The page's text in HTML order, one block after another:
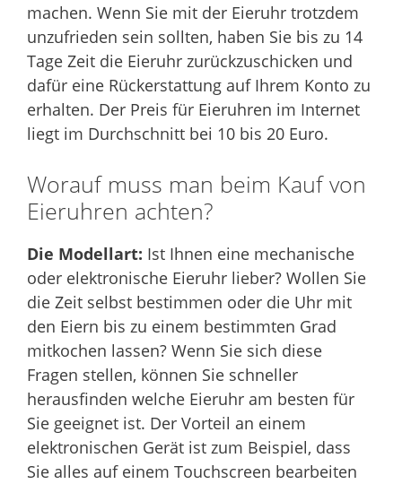
machen. Wenn Sie mit der Eieruhr trotzdem
unzufrieden sein sollten, haben Sie bis zu 14
Tage Zeit die Eieruhr zurückzuschicken und
dafür eine Rückerstattung auf Ihrem Konto zu
erhalten. Der Preis für Eieruhren im Internet
liegt im Durchschnitt bei 10 bis 20 Euro.
Worauf muss man beim Kauf von
Eieruhren achten?
Die Modellart: Ist Ihnen eine mechanische
oder elektronische Eieruhr lieber? Wollen Sie
die Zeit selbst bestimmen oder die Uhr mit
den Eiern bis zu einem bestimmten Grad
mitkochen lassen? Wenn Sie sich diese
Fragen stellen, können Sie schneller
herausfinden welche Eieruhr am besten für
Sie geeignet ist. Der Vorteil an einem
elektronischen Gerät ist zum Beispiel, dass
Sie alles auf einem Touchscreen bearbeiten